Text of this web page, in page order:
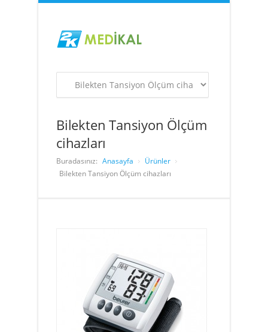
Bilekten Tansiyon Ölçüm
cihazları
Buradasınız: Anasayfa
Ürünler
Bilekten Tansiyon Ölçüm cihazları